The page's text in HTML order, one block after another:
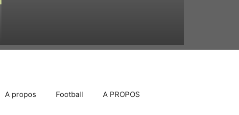
A propos Football A PROPOS